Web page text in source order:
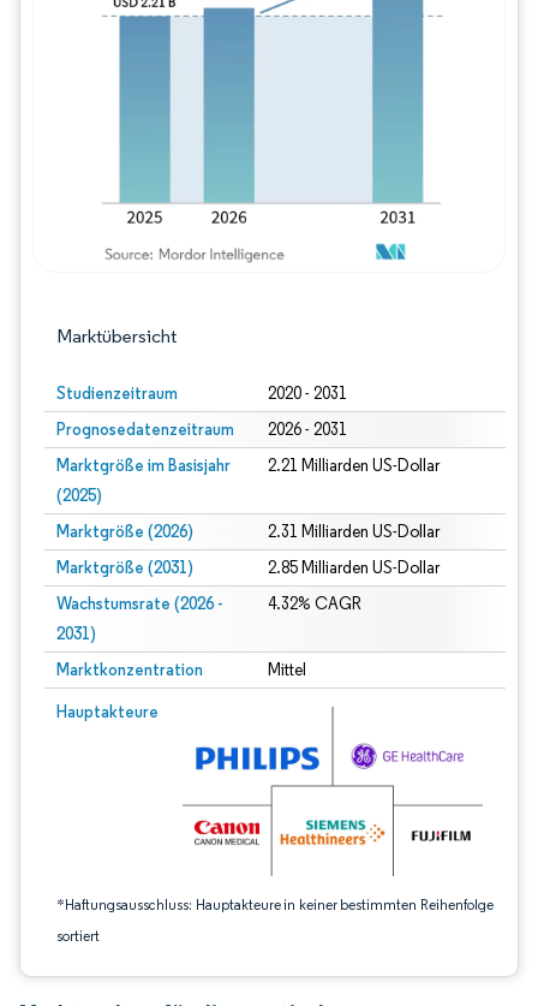
Marktübersicht
Studienzeitraum 2020 - 2031
Prognosedatenzeitraum 2026 - 2031
Marktgröße im Basisjahr
(2025)
2.21 Milliarden US-Dollar
Marktgröße (2026) 2.31 Milliarden US-Dollar
Marktgröße (2031) 2.85 Milliarden US-Dollar
Wachstumsrate (2026 -
2031)
4.32% CAGR
Marktkonzentration Mittel
Hauptakteure
*Haftungsausschluss: Hauptakteure in keiner bestimmten Reihenfolge
sortiert
Bild © Mordor Intelligence. Wiederverwendung erfordert Namensnennung